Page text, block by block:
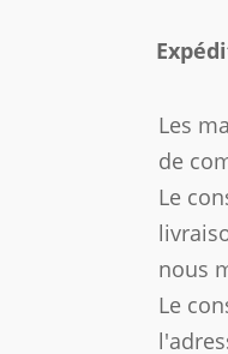
Les
de
Le
nous
Le